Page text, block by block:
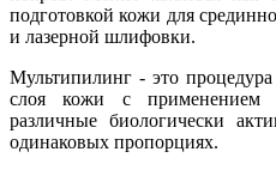
подготовкой кожи для
и лазерной шлифовки.
Мультипилинг - это
слоя кожи с применением
различные биологически
одинаковых пропорциях.